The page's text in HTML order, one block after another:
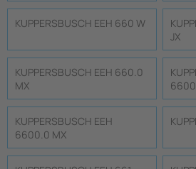
KUPPERSBUSCH EEH 660 W
JX
KUPPERSBUSCH EEH 660.0
MX
KUPPERSBUSCH EEH
6600.0 MX